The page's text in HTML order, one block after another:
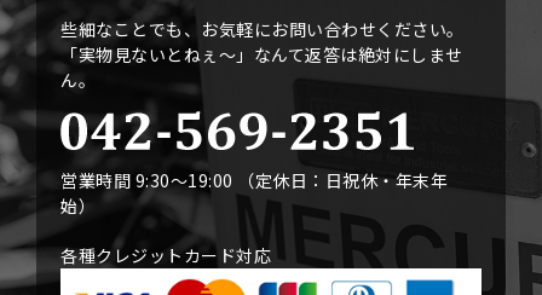
些細なことでも、お気軽にお問い合わせください。
「実物見ないとねぇ〜」なんて返答は絶対にしませ
ん。
営業時間 9:30〜19:00 （定休日：日祝休・年末年
始）
各種クレジットカード対応